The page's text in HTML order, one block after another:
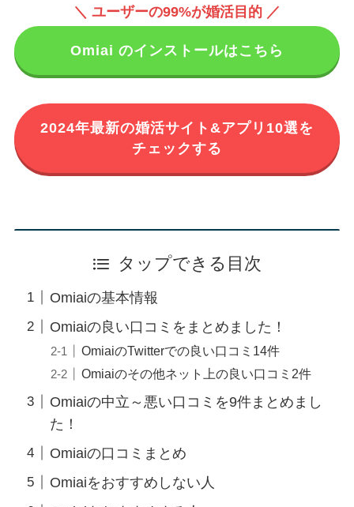
＼ ユーザーの99%が婚活目的 ／
Omiai のインストールはこちら
2024年最新の婚活サイト&アプリ10選を
チェックする
タップできる目次
Omiaiの基本情報
Omiaiの良い口コミをまとめました！
OmiaiのTwitterでの良い口コミ14件
Omiaiのその他ネット上の良い口コミ2件
Omiaiの中立～悪い口コミを9件まとめまし
た！
Omiaiの口コミまとめ
Omiaiをおすすめしない人